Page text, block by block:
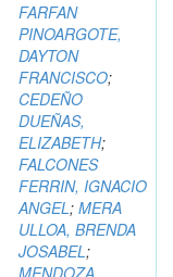
FARFAN
PINOARGOTE,
DAYTON
FRANCISCO;
CEDEÑO
DUEÑAS,
ELIZABETH;
FALCONES
FERRIN, IGNACIO
ANGEL; MERA
ULLOA, BRENDA
JOSABEL;
MENDOZA